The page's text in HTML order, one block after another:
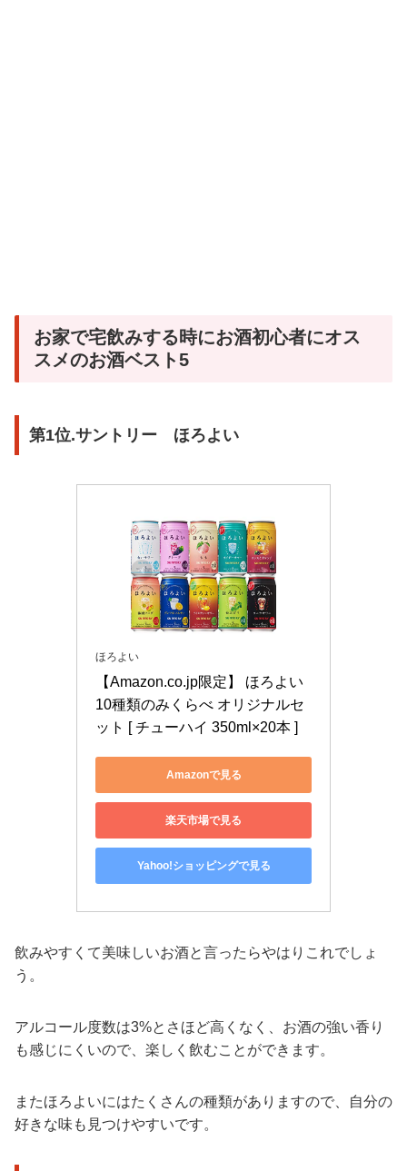
お家で宅飲みする時にお酒初心者にオス
スメのお酒ベスト5
第1位.サントリー ほろよい
ほろよい
【Amazon.co.jp限定】 ほろよい
10種類のみくらべ オリジナルセ
ット [ チューハイ 350ml×20本 ]
Amazonで見る
楽天市場で見る
Yahoo!ショッピングで見る
飲みやすくて美味しいお酒と言ったらやはりこれでしょ
う。
アルコール度数は3%とさほど高くなく、お酒の強い香り
も感じにくいので、楽しく飲むことができます。
またほろよいにはたくさんの種類がありますので、自分の
好きな味も見つけやすいです。